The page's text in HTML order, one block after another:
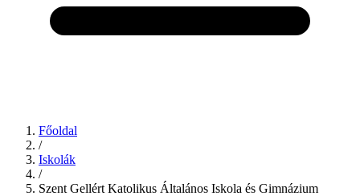
Főoldal
/
Iskolák
/
Szent Gellért Katolikus Általános Iskola és Gimnázium